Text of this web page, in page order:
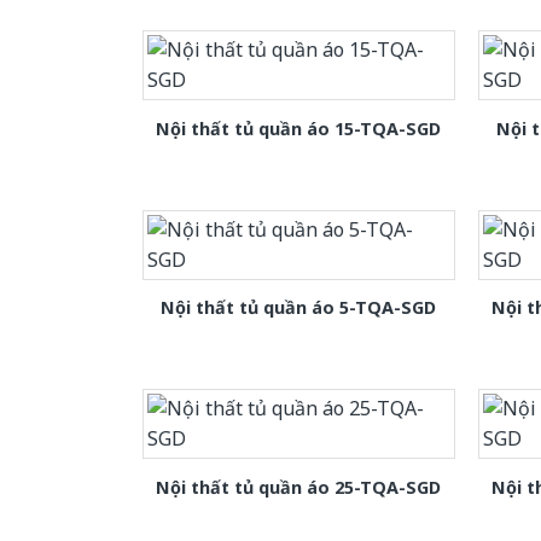
Nội thất tủ quần áo 15-TQA-SGD Nội
Nội thất tủ quần áo 5-TQA-SGD Nội
Nội thất tủ quần áo 25-TQA-SGD Nội